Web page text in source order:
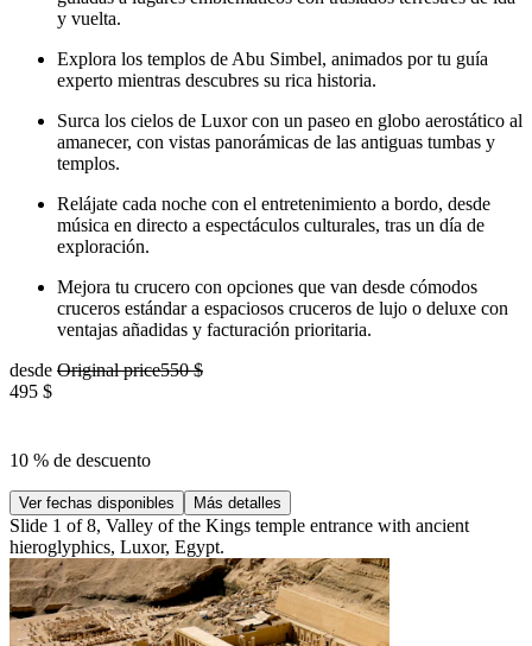
y vuelta.
Explora los templos de Abu Simbel, animados por tu guía
experto mientras descubres su rica historia.
Surca los cielos de Luxor con un paseo en globo aerostático al
amanecer, con vistas panorámicas de las antiguas tumbas y
templos.
Relájate cada noche con el entretenimiento a bordo, desde
música en directo a espectáculos culturales, tras un día de
exploración.
Mejora tu crucero con opciones que van desde cómodos
cruceros estándar a espaciosos cruceros de lujo o deluxe con
ventajas añadidas y facturación prioritaria.
desde Original price550 $
495 $
10 % de descuento
Ver fechas disponibles Más detalles
Slide 1 of 8, Valley of the Kings temple entrance with ancient
hieroglyphics, Luxor, Egypt.